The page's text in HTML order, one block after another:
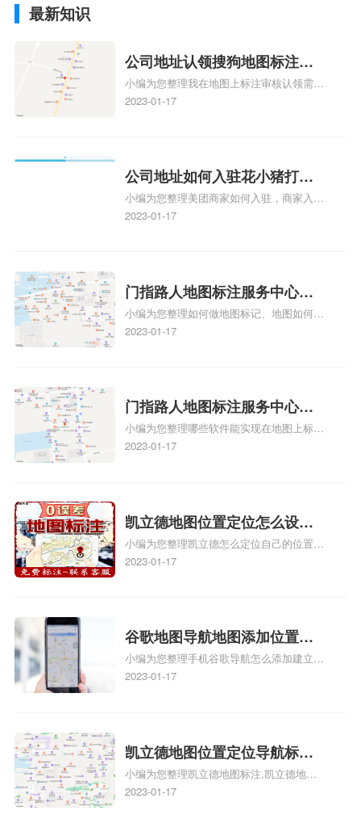
最新知识
公司地址认领搜狗地图标注多
久审核？公司地址认领地图标
注多久审核？
小编为您整理我在地图上标注审核认领需要
多久、我在地图上标注审核认领需要多久
情可查看下方正文！
2023-01-17
公司地址如何入驻花小猪打车
地图标记？指路人地图标注服
务中心铺如何入驻花小猪打车
小编为您整理美团商家如何入驻，商家入驻
教程、商家如何入驻地图、如何入驻地:、
2023-01-17
门指路人地图标注服务中心如
何做花小猪打车地图位置标
记？门指路人地图标注服务中
小编为您整理如何做地图标记、地图如何做
标记、so搜街景中如何做标记、360e启花贷
关地图标注知识，详情可查看下方正文！
2023-01-17
门指路人地图标注服务中心地
图位置地址标记？门指路人地
图标注服务中心苹果地图位置
小编为您整理哪些软件能实现在地图上标记
门指路人地图标注服务中心位置、门指路人
门指路人地图标注服务中心地址标注上地图
怎么弄相关地图标注知识，详情可查看下方
正文！
2023-01-17
凯立德地图位置定位怎么设置
自己的指路人地图标注服务中
心名？凯立德地图位置定位怎
小编为您整理凯立德怎么定位自己的位置
啊、手机凯立德地图定位怎么设置往上走、
地图标注服务中心铺招牌相关地图标注知
识，详情可查看下方正文！
2023-01-17
谷歌地图导航地图添加位置？
添加谷歌地图导航位置？
小编为您整理手机谷歌导航怎么添加建立多
人位置、如何在地图，谷歌地图添加公司位
2023-01-17
凯立德地图位置定位导航标
注？凯立德地图位置定位,导航,
标注？
小编为您整理凯立德地图标注,凯立德地图
标注怎么做啊、凯立德地图标注,凯立德地
2023-01-17